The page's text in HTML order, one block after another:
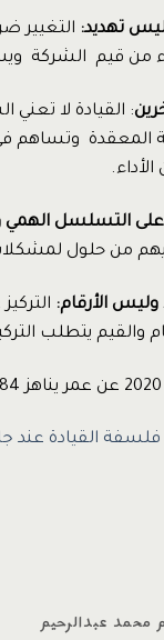
تهديد: التغيير
من قيم الشركة
: القيادة لا
المعقدة وتساهم
على التسلسل الهمي
من حلول
وليس الأرقام:
والقيم يتطلب
فلسفة القيادة عند
محمد عبدالرحيم